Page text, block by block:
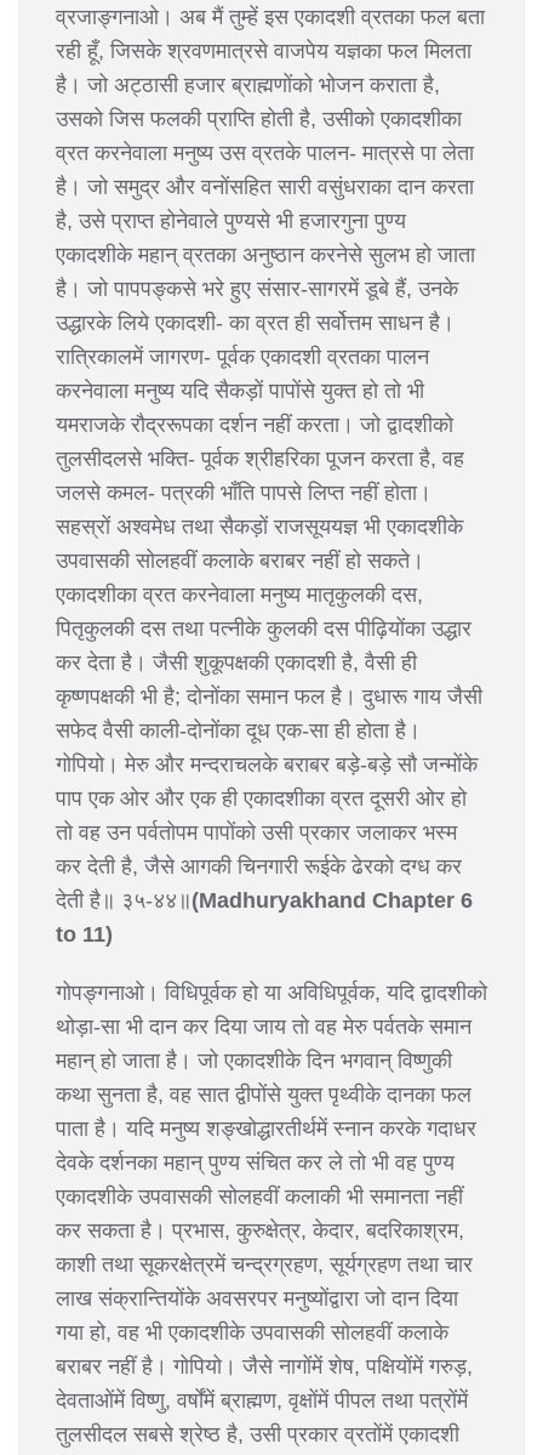
व्रजाङ्गनाओ। अब मैं तुम्हें इस एकादशी व्रतका फल बता
रही हूँ, जिसके श्रवणमात्रसे वाजपेय यज्ञका फल मिलता
है। जो अट्ठासी हजार ब्राह्मणोंको भोजन कराता है,
उसको जिस फलकी प्राप्ति होती है, उसीको एकादशीका
व्रत करनेवाला मनुष्य उस व्रतके पालन- मात्रसे पा लेता
है। जो समुद्र और वनोंसहित सारी वसुंधराका दान करता
है, उसे प्राप्त होनेवाले पुण्यसे भी हजारगुना पुण्य
एकादशीके महान् व्रतका अनुष्ठान करनेसे सुलभ हो जाता
है। जो पापपङ्कसे भरे हुए संसार-सागरमें डूबे हैं, उनके
उद्धारके लिये एकादशी- का व्रत ही सर्वोत्तम साधन है।
रात्रिकालमें जागरण- पूर्वक एकादशी व्रतका पालन
करनेवाला मनुष्य यदि सैकड़ों पापोंसे युक्त हो तो भी
यमराजके रौद्ररूपका दर्शन नहीं करता। जो द्वादशीको
तुलसीदलसे भक्ति- पूर्वक श्रीहरिका पूजन करता है, वह
जलसे कमल- पत्रकी भाँति पापसे लिप्त नहीं होता।
सहस्रों अश्वमेध तथा सैकड़ों राजसूययज्ञ भी एकादशीके
उपवासकी सोलहवीं कलाके बराबर नहीं हो सकते।
एकादशीका व्रत करनेवाला मनुष्य मातृकुलकी दस,
पितृकुलकी दस तथा पत्नीके कुलकी दस पीढ़ियोंका उद्धार
कर देता है। जैसी शुकूपक्षकी एकादशी है, वैसी ही
कृष्णपक्षकी भी है; दोनोंका समान फल है। दुधारू गाय जैसी
सफेद वैसी काली-दोनोंका दूध एक-सा ही होता है।
गोपियो। मेरु और मन्दराचलके बराबर बड़े-बड़े सौ जन्मोंके
पाप एक ओर और एक ही एकादशीका व्रत दूसरी ओर हो
तो वह उन पर्वतोपम पापोंको उसी प्रकार जलाकर भस्म
कर देती है, जैसे आगकी चिनगारी रूईके ढेरको दग्ध कर
देती है॥ ३५-४४॥(Madhuryakhand Chapter 6
to 11)
गोपङ्गनाओ। विधिपूर्वक हो या अविधिपूर्वक, यदि द्वादशीको
थोड़ा-सा भी दान कर दिया जाय तो वह मेरु पर्वतके समान
महान् हो जाता है। जो एकादशीके दिन भगवान् विष्णुकी
कथा सुनता है, वह सात द्वीपोंसे युक्त पृथ्वीके दानका फल
पाता है। यदि मनुष्य शङ्खोद्धारतीर्थमें स्नान करके गदाधर
देवके दर्शनका महान् पुण्य संचित कर ले तो भी वह पुण्य
एकादशीके उपवासकी सोलहवीं कलाकी भी समानता नहीं
कर सकता है। प्रभास, कुरुक्षेत्र, केदार, बदरिकाश्रम,
काशी तथा सूकरक्षेत्रमें चन्द्रग्रहण, सूर्यग्रहण तथा चार
लाख संक्रान्तियोंके अवसरपर मनुष्योंद्वारा जो दान दिया
गया हो, वह भी एकादशीके उपवासकी सोलहवीं कलाके
बराबर नहीं है। गोपियो। जैसे नागोंमें शेष, पक्षियोंमें गरुड़,
देवताओंमें विष्णु, वर्षोंमें ब्राह्मण, वृक्षोंमें पीपल तथा पत्रोंमें
तुलसीदल सबसे श्रेष्ठ है, उसी प्रकार व्रतोंमें एकादशी